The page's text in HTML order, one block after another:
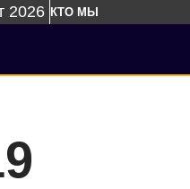
2026 КТО МЫ